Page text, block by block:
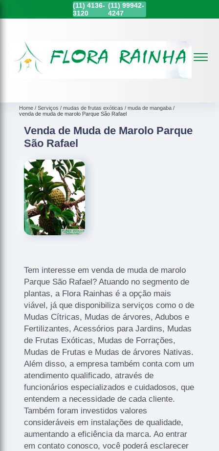
(11) 4136-
3120
(11)99942-
4247
Home Serviços mudas de frutas exóticas
muda de mangaba
venda de muda de marolo Parque São Rafael
Venda de Muda de Marolo Parque
São Rafael
Tem interesse em venda de muda de marolo
Parque São Rafael? Atuando no segmento de
plantas, a Flora Rainhas é a opção mais
viável, já que disponibiliza serviços como o de
Mudas Cítricas, Mudas de árvores, Adubos e
Fertilizantes, Acessórios para Jardins, Mudas
de Frutas Exóticas, Mudas de Forrações,
Mudas de Frutas e Mudas de árvores Nativas.
Além disso, a empresa também conta com um
atendimento qualificado, através de
funcionários especializados e cuidadosos, que
entendem a necessidade de cada cliente.
Também foram investidos valores
consideráveis em instalações de qualidade,
aumentando a eficiência da marca. Ao entrar
em contato conosco, você poderá esclarecer